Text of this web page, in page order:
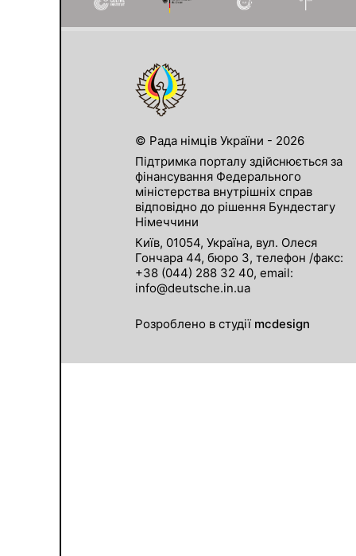
© Рада німців України - 2026
Підтримка порталу здійснюється за
фінансування Федерального
міністерства внутрішніх справ
відповідно до рішення Бундестагу
Німеччини
Київ, 01054, Україна, вул. Олеся
Гончара 44, бюро 3, телефон /факс:
+38 (044) 288 32 40, email:
info@deutsche.in.ua
Розроблено в студії mcdesign